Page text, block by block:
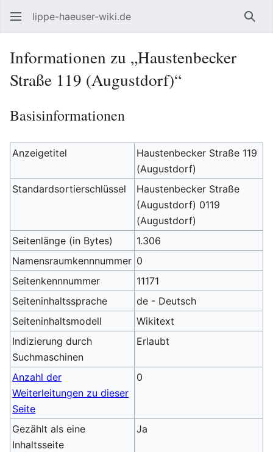
lippe-haeuser-wiki.de
Informationen zu „Haustenbecker
Straße 119 (Augustdorf)“
Basisinformationen
Anzeigetitel
Haustenbecker Straße 119
(Augustdorf)
Standardsortierschlüssel
Haustenbecker Straße
(Augustdorf) 0119
(Augustdorf)
Seitenlänge (in Bytes)
1.306
Namensraumkennnummer 0
Seitenkennnummer
11171
Seiteninhaltssprache
de - Deutsch
Seiteninhaltsmodell
Wikitext
Indizierung durch
Suchmaschinen
Erlaubt
Anzahl der
Weiterleitungen zu dieser
Seite
0
Gezählt als eine
Inhaltsseite
Ja